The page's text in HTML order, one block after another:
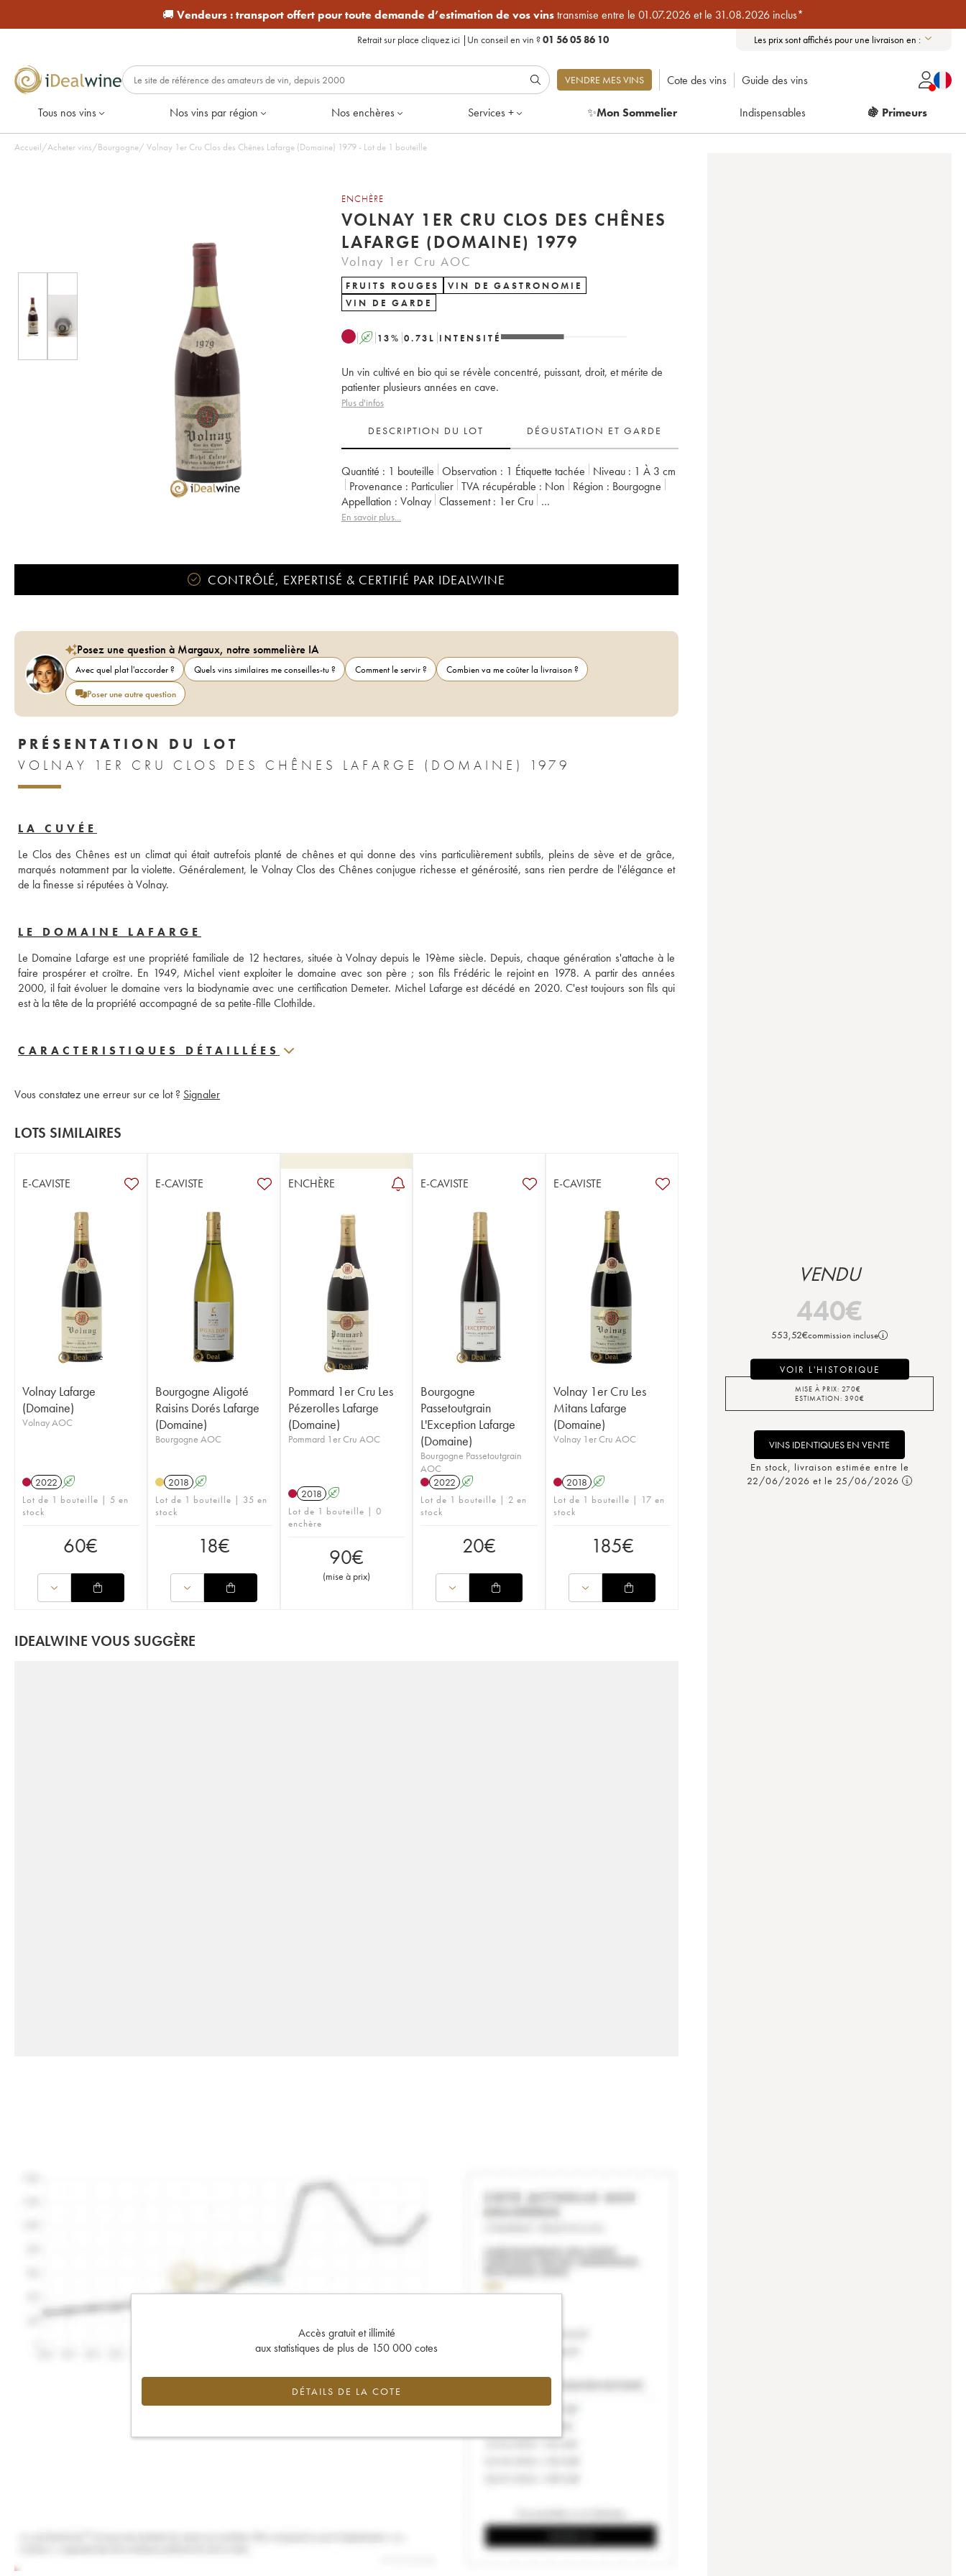
🚚 Vendeurs :transport offert pour toute demande d’estimation de vos vinstransmise entre le 01.07.2026 et le 31.08.2026 inclus*
Retrait sur place cliquez ici | Un conseil en vin ?01 56 05 86 10 Les prix sont affichés pour une livraison en :
VENDRE MES VINS Cote des vins Guide des vins
Tous nos vins Nos vins par région Nos enchères Services + ✨Mon Sommelier Indispensables 🍇 Primeurs
Accueil/Acheter vins/Bourgogne/ Volnay 1er Cru Clos des Chênes Lafarge (Domaine) 1979 - Lot de 1 bouteille
ENCHÈRE
VOLNAY 1ER CRU CLOS DES CHÊNES
LAFARGE (DOMAINE) 1979
Volnay 1er Cru AOC
FRUITS ROUGES
VIN DE GASTRONOMIE
VIN DE GARDE
A 13% 0.73 L INTENSITÉ
Un vin cultivé en bio qui se révèle concentré, puissant, droit, et mérite de
patienter plusieurs années en cave.
Plus d'infos
DESCRIPTION DU LOT DÉGUSTATION ET GARDE
Quantité : 1 bouteille Observation : 1 Étiquette tachée Niveau : 1 À 3 cm
Provenance : particulier TVA récupérable : non Région :
Bourgogne
Appellation :
Volnay Classement :
1er Cru
Propriétaire :
En savoir plus...
CONTRÔLÉ, EXPERTISÉ & CERTIFIÉ PAR IDEALWINE
Posez une question à Margaux, notre sommelière IA
Avec quel plat l'accorder ? Quels vins similaires me conseilles-tu ? Comment le servir ?
Combien va me coûter la livraison ?
Poser une autre question
PRÉSENTATION DU LOT
VOLNAY 1ER CRU CLOS DES CHÊNES LAFARGE (DOMAINE) 1979
LA CUVÉE
Le Clos des Chênes est un climat qui était autrefois planté de chênes et qui donne des vins particulièrement subtils, pleins de sève et de grâce,
marqués notamment par la violette. Généralement, le Volnay Clos des Chênes conjugue richesse et générosité, sans rien perdre de l'élégance et
de la finesse si réputées à Volnay.
LE DOMAINE LAFARGE
Le Domaine Lafarge est une propriété familiale de 12 hectares, située à Volnay depuis le 19ème siècle. Depuis, chaque génération s'attache à le
faire prospérer et croître. En 1949, Michel vient exploiter le domaine avec son père ; son fils Frédéric le rejoint en 1978. A partir des années
2000, il fait évoluer le domaine vers la biodynamie avec une certification Demeter. Michel Lafarge est décédé en 2020. C'est toujours son fils qui
est à la tête de la propriété accompagné de sa petite-fille Clothilde.
CARACTERISTIQUES DÉTAILLÉES
Vous constatez une erreur sur ce lot ? Signaler
LOTS SIMILAIRES
E-CAVISTE
Volnay Lafarge
(Domaine)
Volnay AOC
2022 A
Lot de 1 bouteille | 5 en
stock
60€
E-CAVISTE
Bourgogne Aligoté
Raisins Dorés Lafarge
(Domaine)
Bourgogne AOC
2018 A
Lot de 1 bouteille | 35 en
stock
18€
ENCHÈRE
Pommard 1er Cru Les
Pézerolles Lafarge
(Domaine)
Pommard 1er Cru AOC
2018 A
Lot de 1 bouteille | 0
enchère
90€
(mise à prix)
E-CAVISTE
Bourgogne
Passetoutgrain
L'Exception Lafarge
(Domaine)
Bourgogne Passetoutgrain
AOC
2022 A
Lot de 1 bouteille | 2 en
stock
20€
E-CAVISTE
Volnay 1er Cru Les
Mitans Lafarge
(Domaine)
Volnay 1er Cru AOC
2018 A
Lot de 1 bouteille | 17 en
stock
185€
IDEALWINE VOUS SUGGÈRE
Accès gratuit et illimité
aux statistiques de plus de 150 000 cotes
DÉTAILS DE LA COTE
VENDU
440€
553,52€commission incluse
VOIR L'HISTORIQUE
MISE À PRIX: 270€
ESTIMATION: 390€
VINS IDENTIQUES EN VENTE
En stock, livraison estimée entre le
22/06/2026 et le 25/06/2026